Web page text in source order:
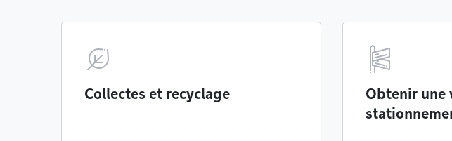
Collectes et recyclage
Obtenir une